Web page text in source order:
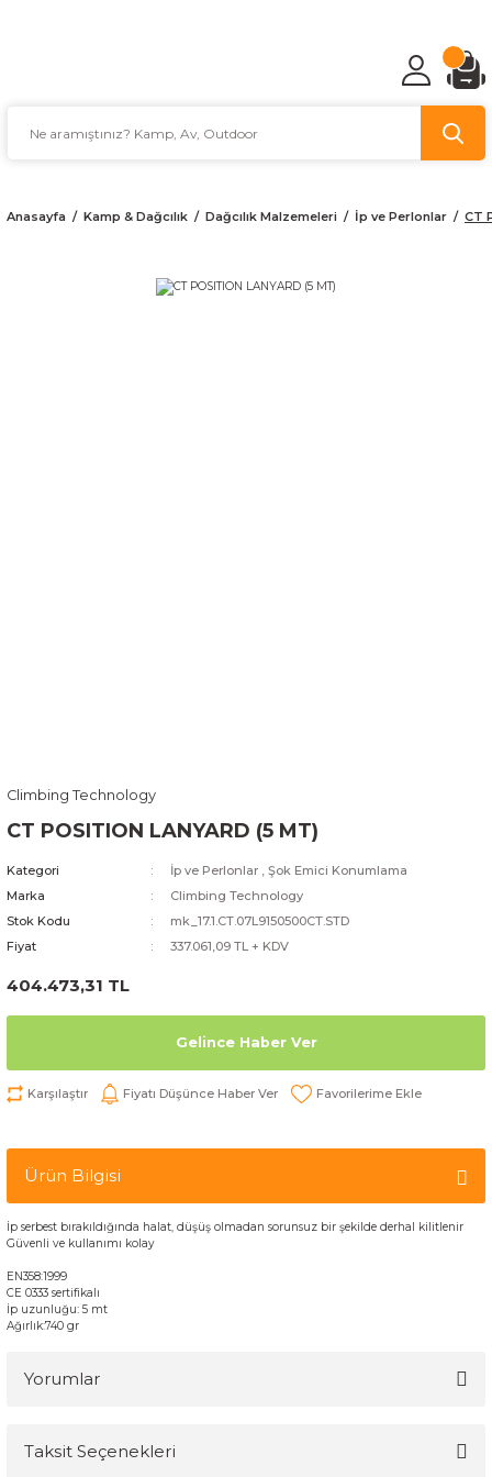
Anasayfa Kamp & Dağcılık Dağcılık Malzemeleri İp ve Perlonlar CT
Climbing Technology
CT POSITION LANYARD (5 MT)
Kategori İp ve Perlonlar , Şok Emici Konumlama
Marka
Climbing Technology
Stok Kodu
mk_17.1.CT.07L9150500CT.STD
Fiyat
337.061,09 TL + KDV
404.473,31 TL
Gelince Haber Ver
Karşılaştır Fiyatı Düşünce Haber Ver
Ürün Bilgisi
İp serbest bırakıldığında halat, düşüş olmadan sorunsuz bir şekilde derhal kilitlenir
Güvenli ve kullanımı kolay
EN358:1999
CE 0333 sertifikalı
İp uzunluğu: 5 mt
Ağırlık:740 gr
Yorumlar
Taksit Seçenekleri